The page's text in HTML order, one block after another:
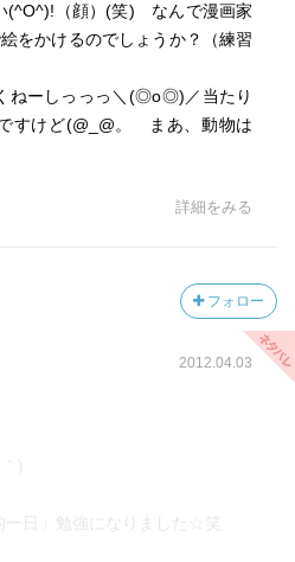
(^O^)!（顔）(笑) なんで漫画家
をかけるのでしょうか？（練習
ねーしっっっ＼(◎o◎)／当たり
すけど(@_@。 まあ、動物は
詳細をみる
フォロー
2012.04.03
)
一日」勉強になりました☆笑